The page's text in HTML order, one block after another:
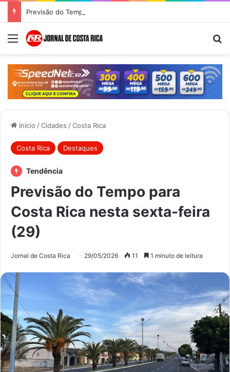
Previsão do Tempo para Costa Rica nesta sexta-feira (7)
Menu
Início /Cidades /Costa Rica
Costa Rica Destaques
Tendência
Previsão do Tempo para
Costa Rica nesta sexta-feira
(29)
Jornal de Costa Rica 29/05/2026 11 1 minuto de leitura